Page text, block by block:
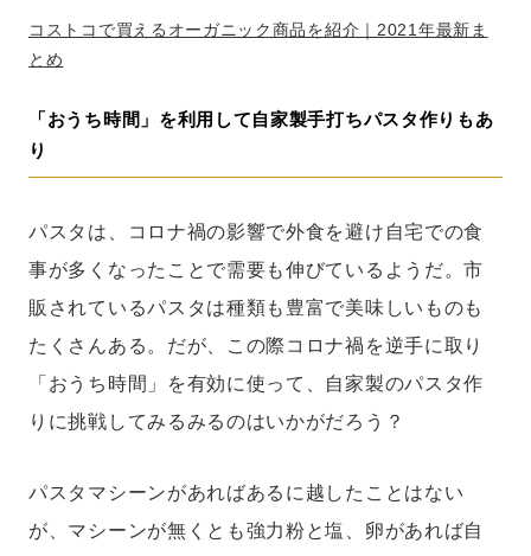
コストコで買えるオーガニック商品を紹介｜2021年最新ま
とめ
「おうち時間」を利用して自家製手打ちパスタ作りもあ
り
パスタは、コロナ禍の影響で外食を避け自宅での食
事が多くなったことで需要も伸びているようだ。市
販されているパスタは種類も豊富で美味しいものも
たくさんある。だが、この際コロナ禍を逆手に取り
「おうち時間」を有効に使って、自家製のパスタ作
りに挑戦してみるみるのはいかがだろう？
パスタマシーンがあればあるに越したことはない
が、マシーンが無くとも強力粉と塩、卵があれば自